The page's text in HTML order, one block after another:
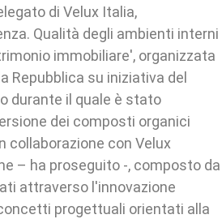
di Velux Italia,
Qualità degli ambienti interni
immobiliare', organizzata
Repubblica su iniziativa del
durante il quale è stato
dei composti organici
collaborazione con Velux
– ha proseguito -, composto da
attraverso l'innovazione
progettuali orientati alla